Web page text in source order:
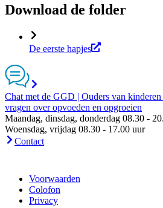
Download de folder
De eerste hapjes
Chat met de GGD | Ouders van
vragen over opvoeden en opgroeien
Maandag, dinsdag, donderdag 08.30 -
Woensdag, vrijdag 08.30 - 17.00 uur
Contact
Voorwaarden
Colofon
Privacy